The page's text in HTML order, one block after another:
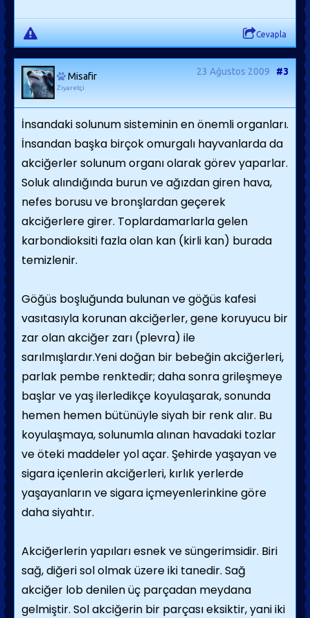
Cevapla
Misafir
Ziyaretçi
23 Ağustos 2009 #3
İnsandaki solunum sisteminin en önemli organları.
İnsandan başka birçok omurgalı hayvanlarda da
akciğerler solunum organı olarak görev yaparlar.
Soluk alındığında burun ve ağızdan giren hava,
nefes borusu ve bronşlardan geçerek
akciğerlere girer. Toplardamarlarla gelen
karbondioksiti fazla olan kan (kirli kan) burada
temizlenir.
Göğüs boşluğunda bulunan ve göğüs kafesi
vasıtasıyla korunan akciğerler, gene koruyucu bir
zar olan akciğer zarı (plevra) ile
sarılmışlardır.Yeni doğan bir bebeğin akciğerleri,
parlak pembe renktedir; daha sonra grileşmeye
başlar ve yaş ilerledikçe koyulaşarak, sonunda
hemen hemen bütünüyle siyah bir renk alır. Bu
koyulaşmaya, solunumla alınan havadaki tozlar
ve öteki maddeler yol açar. Şehirde yaşayan ve
sigara içenlerin akciğerleri, kırlık yerlerde
yaşayanların ve sigara içmeyenlerinkine göre
daha siyahtır.
Akciğerlerin yapıları esnek ve süngerimsidir. Biri
sağ, diğeri sol olmak üzere iki tanedir. Sağ
akciğer lob denilen üç parçadan meydana
gelmiştir. Sol akciğerin bir parçası eksiktir, yani iki